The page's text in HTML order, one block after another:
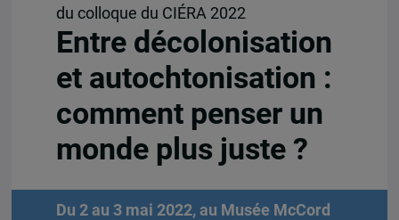
du colloque du CIÉRA 2022
Entre décolonisation
et autochtonisation :
comment penser un
monde plus juste ?
Du 2 au 3 mai 2022, au Musée McCord